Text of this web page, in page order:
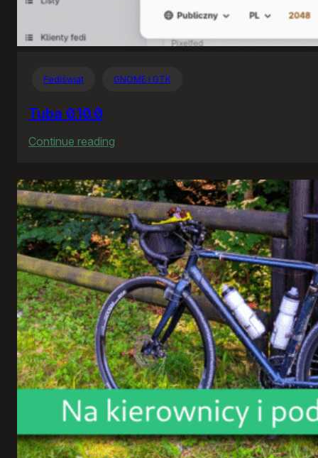
Fediświat GNOME i GTK
Tuba 0.10.0
Continue reading
0.10.0